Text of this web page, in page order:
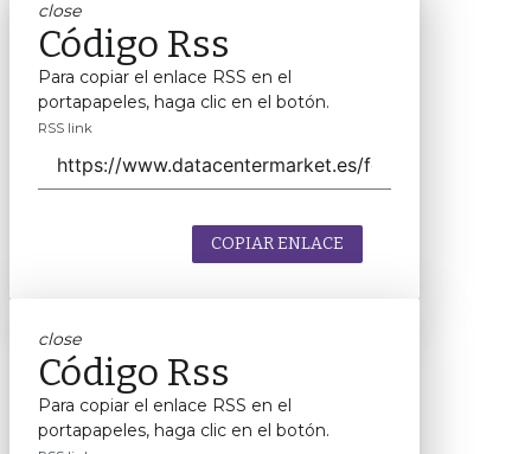
close
Código Rss
Para copiar el enlace RSS en el
portapapeles, haga clic en el botón.
RSS link
COPIAR ENLACE
close
Código Rss
Para copiar el enlace RSS en el
portapapeles, haga clic en el botón.